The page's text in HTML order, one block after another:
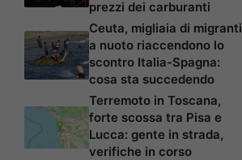
prezzi dei carburanti
Ceuta, migliaia di migranti
a nuoto riaccendono lo
scontro Italia-Spagna:
cosa sta succedendo
Terremoto in Toscana,
forte scossa tra Pisa e
Lucca: gente in strada,
verifiche in corso